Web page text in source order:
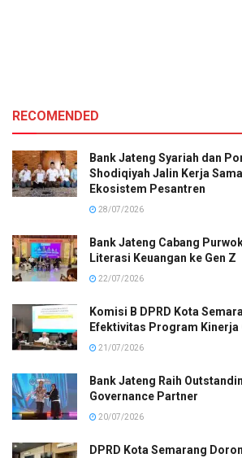
RECOMENDED
Bank Jateng Syariah dan
Shodiqiyah Jalin Kerja
Ekosistem Pesantren
28/07/2026
Bank Jateng Cabang
Literasi Keuangan ke Gen Z
22/07/2026
Komisi B DPRD Kota
Efektivitas Program Kinerja
21/07/2026
Bank Jateng Raih
Governance Partner
20/07/2026
DPRD Kota Semarang